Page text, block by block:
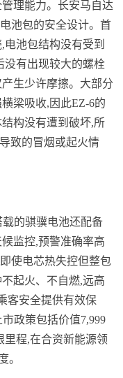
理能力。长安马自达
池包的安全设计。首
池包结构没有受到
没有出现较大的螺栓
生少许摩擦。大部分
梁吸收,因此EZ-6的
构没有遭到破坏,所
致的冒烟或起火情
的骐骥电池还配备
监控,预警准确率高
使电芯热失控但整包
起火、不自燃,远高
客安全提供有效保
政策包括价值7,999
里程,在合资新能源领
。